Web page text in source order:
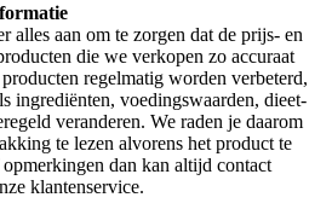
aan om te zorgen dat de prijs- en
die we verkopen zo accuraat
regelmatig worden verbeterd,
ingrediënten, voedingswaarden, dieet-
veranderen. We raden je daarom
te lezen alvorens het product te
dan kan altijd contact
klantenservice.